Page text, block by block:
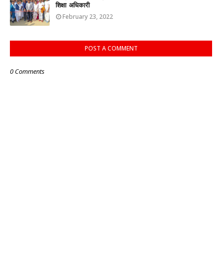
शिक्षा अधिकारी
February 23, 2022
POST A COMMENT
0 Comments